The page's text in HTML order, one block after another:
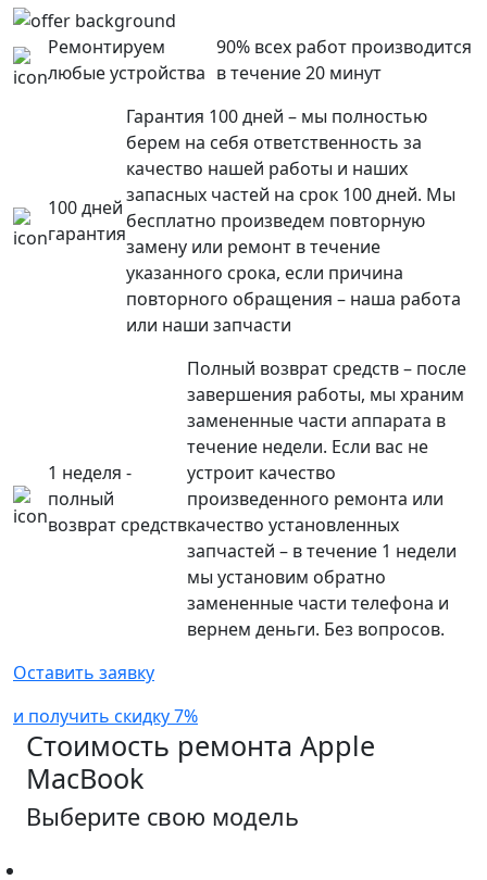
Ремонтируем
любые устройства
90% всех работ производится
в течение 20 минут
100 дней
гарантия
Гарантия 100 дней – мы полностью
берем на себя ответственность за
качество нашей работы и наших
запасных частей на срок 100 дней. Мы
бесплатно произведем повторную
замену или ремонт в течение
указанного срока, если причина
повторного обращения – наша работа
или наши запчасти
1 неделя -
полный
возврат средств
Полный возврат средств – после
завершения работы, мы храним
замененные части аппарата в
течение недели. Если вас не
устроит качество
произведенного ремонта или
качество установленных
запчастей – в течение 1 недели
мы установим обратно
замененные части телефона и
вернем деньги. Без вопросов.
Оставить заявку
и получить скидку 7%
Стоимость ремонта Apple
MacBook
Выберите свою модель